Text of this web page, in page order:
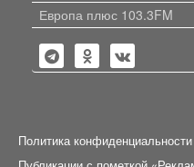
Европа плюс 103.3FM
Политика конфиденциальности